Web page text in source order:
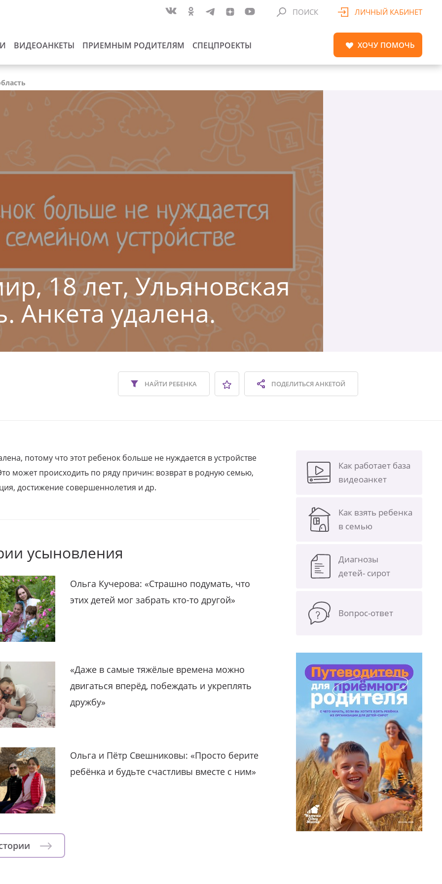
ВИДЕОАНКЕТЫ ПРИЕМНЫМ РОДИТЕЛЯМ СПЕЦПРОЕКТЫ
ПОИСК ЛИЧНЫЙ КАБИНЕТ
ХОЧУ ПОМОЧЬ
18 лет, Ульяновская
Анкета удалена.
ПОДЕЛИТЬСЯАНКЕТОЙ
НАЙТИ РЕБЕНКА
потому что этот ребенок больше не нуждается в устройстве
может происходить по ряду причин: возврат в родную семью,
достижение совершеннолетия и др.
усыновления
Ольга Кучерова: «Страшно подумать, что
этих детей мог забрать кто-то другой»
«Даже в самые тяжёлые времена можно
двигаться вперёд, побеждать и укреплять
дружбу»
Ольга и Пётр Свешниковы: «Просто берите
ребёнка и будьте счастливы вместе с ним»
Как работает база
видеоанкет
Как взять ребенка
в семью
Диагнозы
детей- сирот
Вопрос-ответ